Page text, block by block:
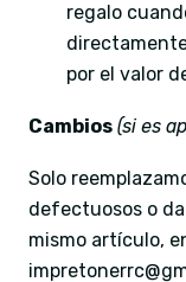
regalo
por el valor
Cambios (si es
Solo
defectuosos o
mismo artículo,